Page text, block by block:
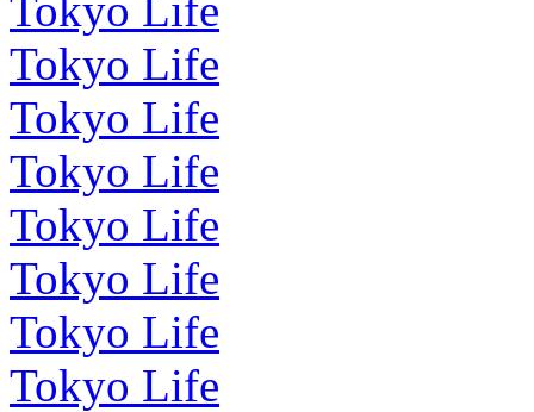
Tokyo Life
Tokyo Life
Tokyo Life
Tokyo Life
Tokyo Life
Tokyo Life
Tokyo Life